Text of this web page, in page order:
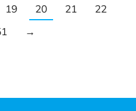
19 20 21
22
→